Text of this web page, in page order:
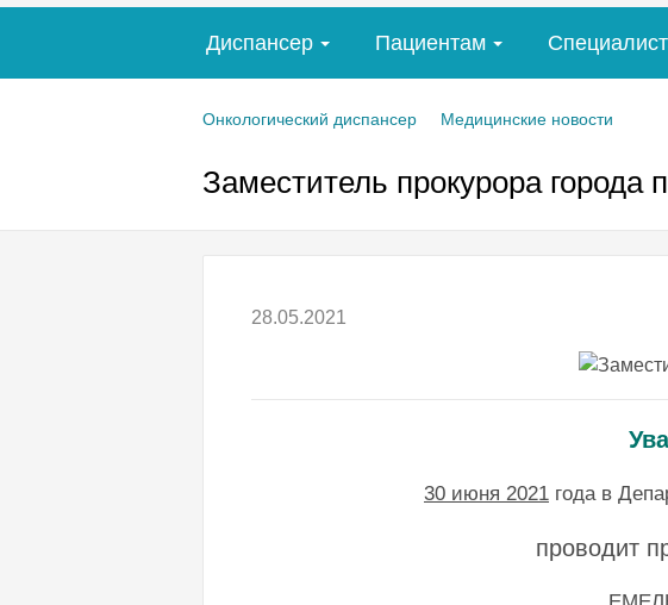
Диспансер Пациентам
Онкологический диспансер Медицинские новости
Заместитель прокурора города
28.05.2021
30 июня 2021 года в
проводит